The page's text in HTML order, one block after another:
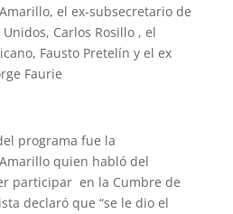
el ex-subsecretario de
Carlos Rosillo , el
Fausto Pretelín y el ex
Faurie
programa fue la
quien habló del
participar en la Cumbre de
declaró que “se le dio el